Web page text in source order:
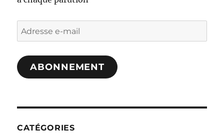
Adresse
e-
mail
ABONNEMENT
CATÉGORIES